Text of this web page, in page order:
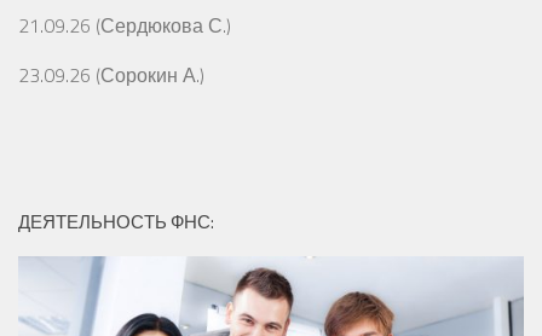
21.09.26 (Сердюкова С.)
23.09.26 (Сорокин А.)
ДЕЯТЕЛЬНОСТЬ ФНС: